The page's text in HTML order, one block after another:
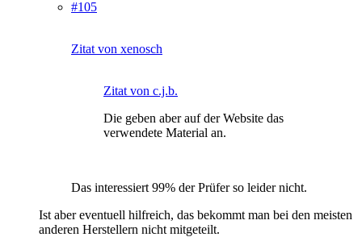
#105
Zitat von xenosch
Zitat von c.j.b.
Die geben aber auf der Website das
verwendete Material an.
Das interessiert 99% der Prüfer so leider nicht.
Ist aber eventuell hilfreich, das bekommt man bei den meisten
anderen Herstellern nicht mitgeteilt.